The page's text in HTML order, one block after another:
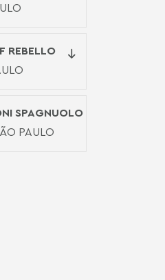
REBELLO
SPAGNUOLO
PAULO